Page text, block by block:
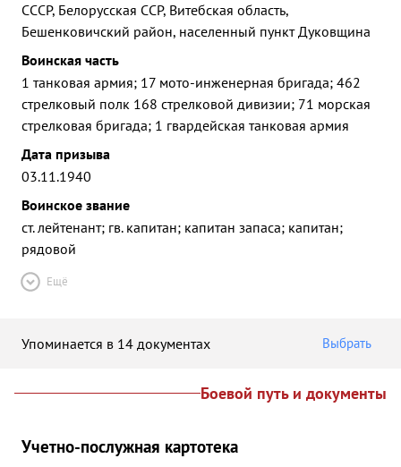
СССР, Белорусская ССР, Витебская область,
Бешенковичский район, населенный пункт Дуковщина
Воинская часть
1 танковая армия; 17 мото-инженерная бригада; 462
стрелковый полк 168 стрелковой дивизии; 71 морская
стрелковая бригада; 1 гвардейская танковая армия
Дата призыва
03.11.1940
Воинское звание
ст. лейтенант; гв. капитан; капитан запаса; капитан;
рядовой
Ещё
Упоминается в 14 документах Выбрать
Боевой путь и документы
Учетно-послужная картотека